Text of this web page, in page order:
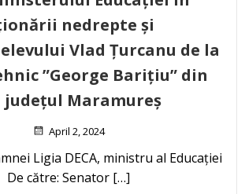
nedrepte și
Vlad Țurcanu de la
”George Barițiu” din
județul Maramureș
April 2, 2024
Ligia DECA, ministru al Educației
De către: Senator […]